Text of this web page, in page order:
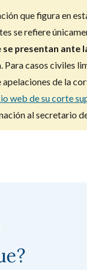
que figura en
se refiere
se presentan ante
. Para casos civiles
de la
web de su corte
al secretario